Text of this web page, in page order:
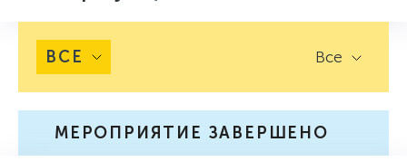
ВСЕ Все
МЕРОПРИЯТИЕ ЗАВЕРШЕНО